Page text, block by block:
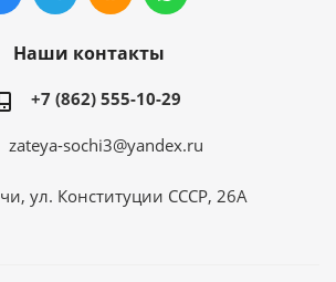
Наши контакты
+7 (862) 555-10-29
zateya-sochi3@yandex.ru
ул. Конституции СССР, 26А